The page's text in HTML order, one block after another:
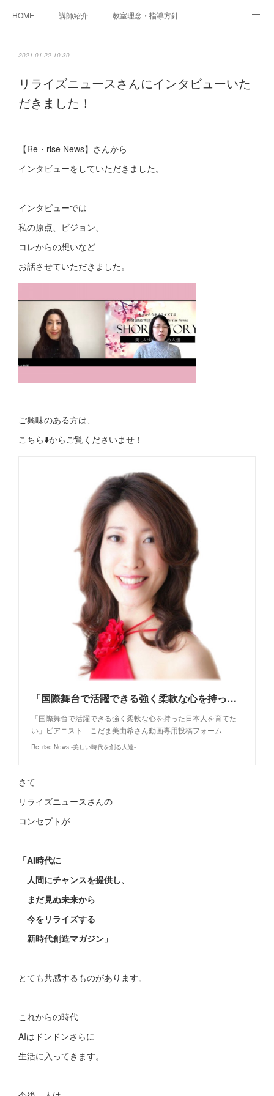
HOME 講師紹介 教室理念・指導方針
ご相談・体験レッスンお申し込み
2021.01.22 10:30
リライズニュースさんにインタビューいた
だきました！
【Re・rise News】さんから
インタビューをしていただきました。
インタビューでは
私の原点、ビジョン、
コレからの想いなど
お話させていただきました。
ご興味のある方は 、
こちら⬇️からご覧くださいませ！
「国際舞台で活躍できる強く柔軟な心を持った日本人を育てたい」ピアニスト こだま美由希さん
「国際舞台で活躍できる強く柔軟な心を持った日本人を育てた
い」ピアニスト こだま美由希さん動画専用投稿フォーム
Re･rise News -美しい時代を創る人達-
さて
リライズニュースさんの
コンセプトが
「AI時代に
人間にチャンスを提供し、
まだ見ぬ未来から
今をリライズする
新時代創造マガジン」
とても共感するものがあります。
これからの時代
AIはドンドンさらに
生活に入ってきます。